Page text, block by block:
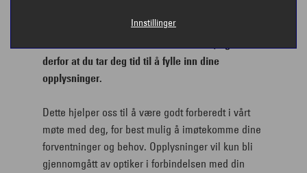
derfor at du tar deg tid til å fylle inn dine
opplysninger.
Dette hjelper oss til å være godt forberedt i vårt
møte med deg, for best mulig å imøtekomme dine
forventninger og behov. Opplysninger vil kun bli
gjennomgått av optiker i forbindelsen med din
Innstillinger